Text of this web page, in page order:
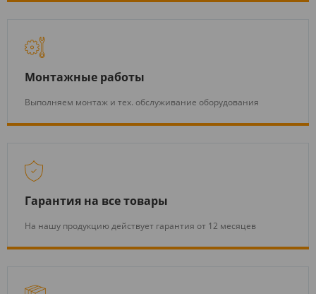
Монтажные работы
Выполняем монтаж и тех. обслуживание оборудования
Гарантия на все товары
На нашу продукцию действует гарантия от 12 месяцев